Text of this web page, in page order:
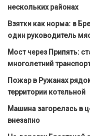
нескольких районах
Взятки как норма: в
один руководитель
Мост через Припять:
многолетний
Пожар в Ружанах
территории котельной
Машина загорелась в
внезапно